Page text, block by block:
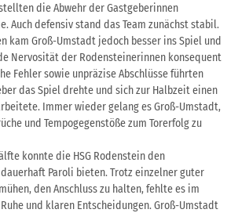
die Abwehr der Gastgeberinnen
Auch defensiv stand das Team zunächst stabil.
kam Groß-Umstadt jedoch besser ins Spiel und
Nervosität der Rodensteinerinnen konsequent
Fehler sowie unpräzise Abschlüsse führten
das Spiel drehte und sich zur Halbzeit einen
Immer wieder gelang es Groß-Umstadt,
und Tempogegenstöße zum Torerfolg zu
konnte die HSG Rodenstein den
Paroli bieten. Trotz einzelner guter
den Anschluss zu halten, fehlte es im
und klaren Entscheidungen. Groß-Umstadt